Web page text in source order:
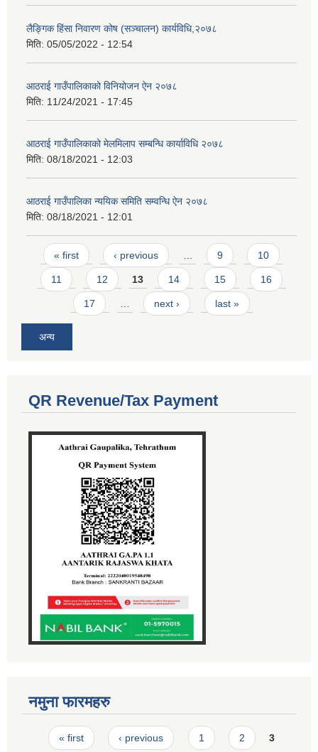
लैङ्गिक हिंसा निवारण कोष (सञ्चालन) कार्यविधि,२०७८
मिति: 05/05/2022 - 12:54
आठराई गाउँपालिकाको विनियोजन ऐन २०७८
मिति: 11/24/2021 - 17:45
आठराई गाउँपालिकाको मेलमिलाप सम्बन्धि कार्याविधि २०७८
मिति: 08/18/2021 - 12:03
आठराई गाउँपालिका न्ययिक समिति सम्वन्धि ऐन २०७८
मिति: 08/18/2021 - 12:01
Pages
« first ‹ previous … 9 10
11 12 13 14 15 16
17 … next › last »
अन्य
QR Revenue/Tax Payment
नमुना फारमहरु
Pages
« first ‹ previous 1 2 3